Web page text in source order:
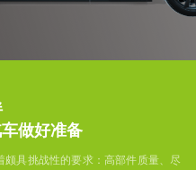
做好准备
具挑战性的要求：高部件质量、尽